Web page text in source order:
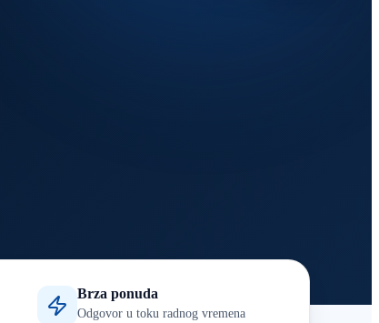
Brza ponuda
Odgovor u toku radnog vremena